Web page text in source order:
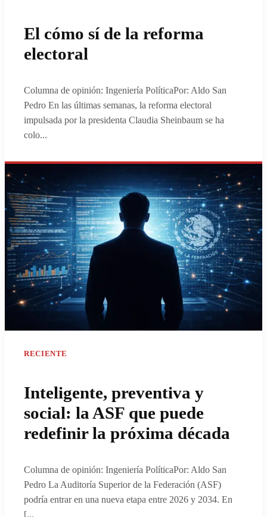
El cómo sí de la reforma
electoral
Columna de opinión: Ingeniería PolíticaPor: Aldo San
Pedro En las últimas semanas, la reforma electoral
impulsada por la presidenta Claudia Sheinbaum se ha
colo...
RECIENTE
Inteligente, preventiva y
social: la ASF que puede
redefinir la próxima década
Columna de opinión: Ingeniería PolíticaPor: Aldo San
Pedro La Auditoría Superior de la Federación (ASF)
podría entrar en una nueva etapa entre 2026 y 2034. En
[...